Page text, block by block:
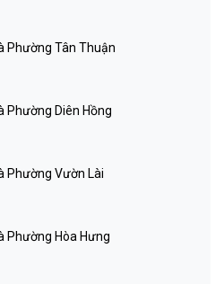
Phường Tân Thuận
Phường Diên Hồng
Phường Vườn Lài
Phường Hòa Hưng